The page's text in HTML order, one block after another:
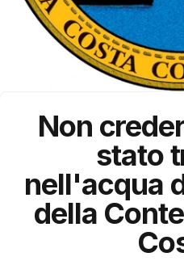
Non
stato
nell'acqua
della